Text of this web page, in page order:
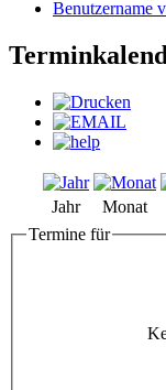
Benutzername
Jahr Monat
Termine für